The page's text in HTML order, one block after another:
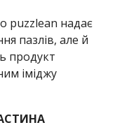
puzzlean надає
пазлів, але й
продукт
іміджу